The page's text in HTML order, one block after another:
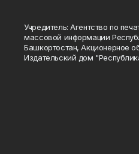
Учредитель: Агентство по
массовой информации
Башкортостан, Акционерное
Издательский дом